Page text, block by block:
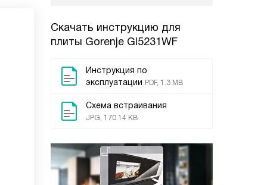
Скачать инструкцию для
плиты Gorenje GI5231WF
Инструкция по
эксплуатации PDF, 1.3 MB
Схема встраивания
JPG, 170.14 KB